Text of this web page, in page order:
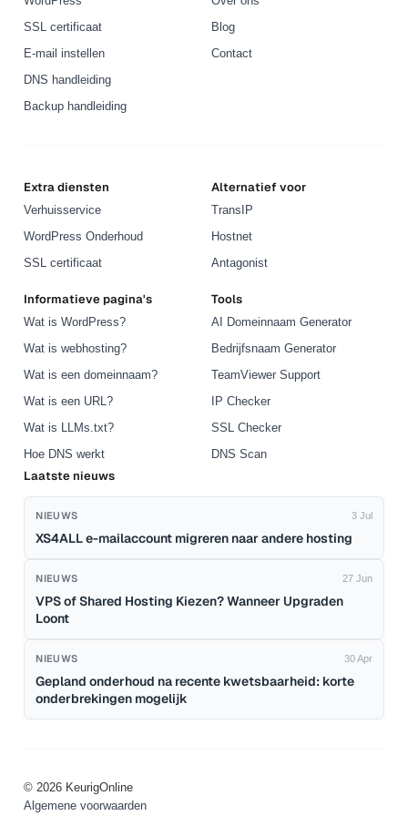
SSL certificaat
E-mail instellen
DNS handleiding
Backup handleiding
Blog
Contact
Extra diensten
Verhuisservice
WordPress Onderhoud
SSL certificaat
Alternatief voor
TransIP
Hostnet
Antagonist
Informatieve pagina's
Wat is WordPress?
Wat is webhosting?
Wat is een domeinnaam?
Wat is een URL?
Wat is LLMs.txt?
Hoe DNS werkt
Tools
AI Domeinnaam Generator
Bedrijfsnaam Generator
TeamViewer Support
IP Checker
SSL Checker
DNS Scan
Laatste nieuws
NIEUWS 3 Jul
XS4ALL e-mailaccount migreren naar andere hosting
NIEUWS 27 Jun
VPS of Shared Hosting Kiezen? Wanneer Upgraden
Loont
NIEUWS 30 Apr
Gepland onderhoud na recente kwetsbaarheid: korte
onderbrekingen mogelijk
© 2026 KeurigOnline
Algemene voorwaarden